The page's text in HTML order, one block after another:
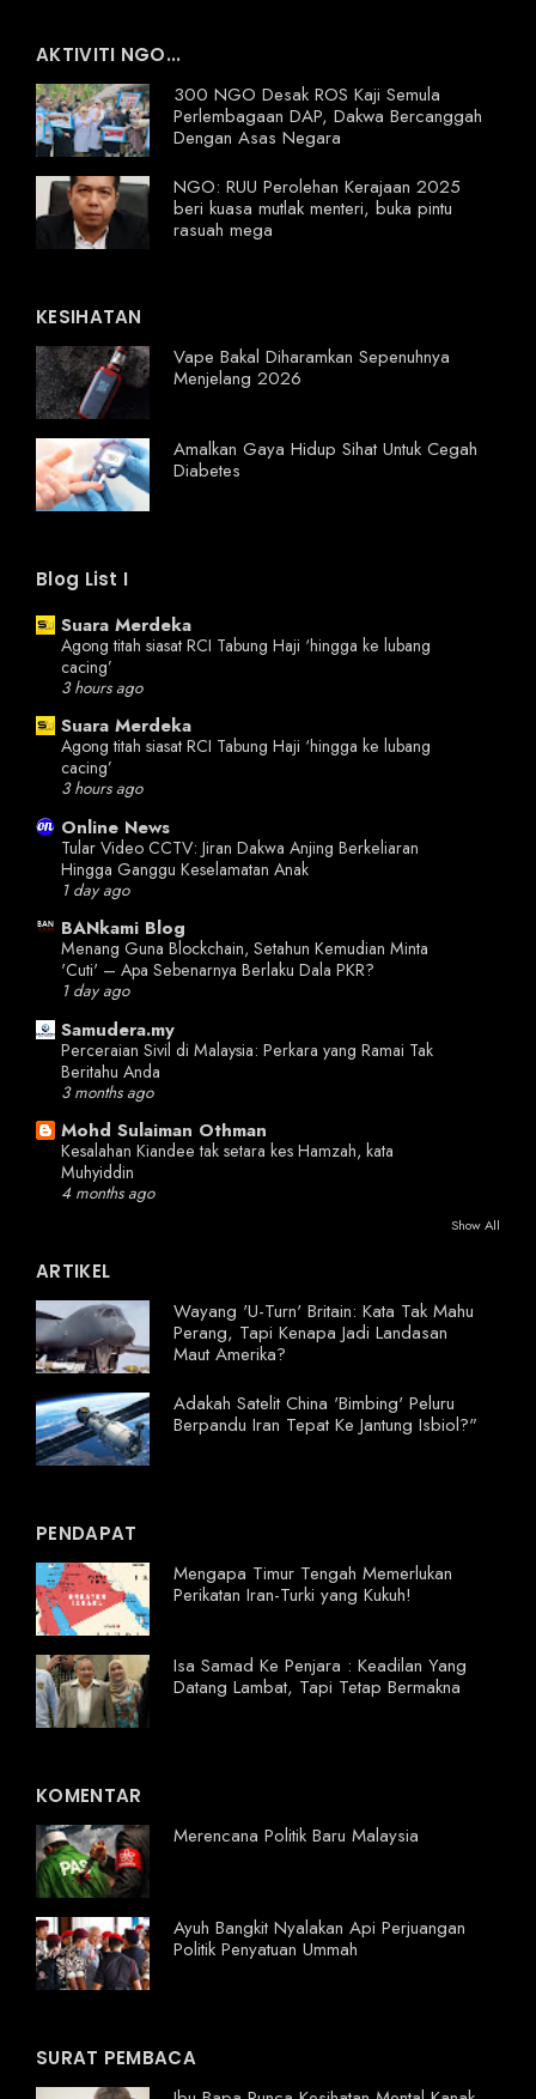
AKTIVITI NGO...
300 NGO Desak ROS Kaji Semula
Perlembagaan DAP, Dakwa Bercanggah
Dengan Asas Negara
NGO: RUU Perolehan Kerajaan 2025
beri kuasa mutlak menteri, buka pintu
rasuah mega
KESIHATAN
Vape Bakal Diharamkan Sepenuhnya
Menjelang 2026
Amalkan Gaya Hidup Sihat Untuk Cegah
Diabetes
Blog List I
Suara Merdeka
Agong titah siasat RCI Tabung Haji ‘hingga ke lubang
cacing’
3 hours ago
Suara Merdeka
Agong titah siasat RCI Tabung Haji ‘hingga ke lubang
cacing’
3 hours ago
Online News
Tular Video CCTV: Jiran Dakwa Anjing Berkeliaran
Hingga Ganggu Keselamatan Anak
1 day ago
BANkami Blog
Menang Guna Blockchain, Setahun Kemudian Minta
'Cuti' – Apa Sebenarnya Berlaku Dala PKR?
1 day ago
Samudera.my
Perceraian Sivil di Malaysia: Perkara yang Ramai Tak
Beritahu Anda
3 months ago
Mohd Sulaiman Othman
Kesalahan Kiandee tak setara kes Hamzah, kata
Muhyiddin
4 months ago
Show All
ARTIKEL
Wayang 'U-Turn' Britain: Kata Tak Mahu
Perang, Tapi Kenapa Jadi Landasan
Maut Amerika?
Adakah Satelit China 'Bimbing' Peluru
Berpandu Iran Tepat Ke Jantung Isbiol?"
PENDAPAT
Mengapa Timur Tengah Memerlukan
Perikatan Iran-Turki yang Kukuh!
Isa Samad Ke Penjara : Keadilan Yang
Datang Lambat, Tapi Tetap Bermakna
KOMENTAR
Merencana Politik Baru Malaysia
Ayuh Bangkit Nyalakan Api Perjuangan
Politik Penyatuan Ummah
SURAT PEMBACA